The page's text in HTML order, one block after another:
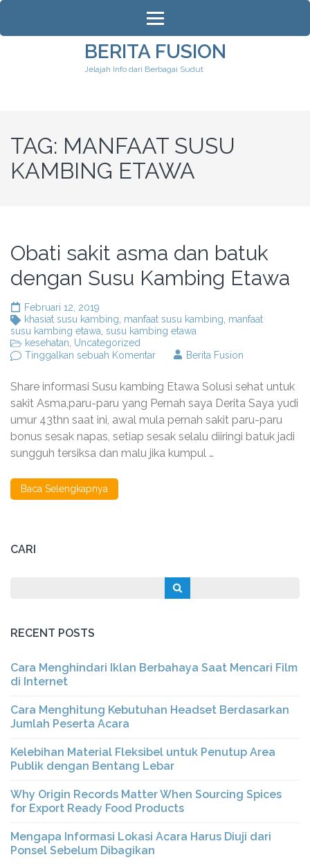
Lompat
konten
BERITA FUSION
Jelajah Info dari Berbagai Sudut
TAG: MANFAAT SUSU
KAMBING ETAWA
Obati sakit asma dan batuk
dengan Susu Kambing Etawa
Februari 12, 2019
khasiat susu kambing manfaat susu kambing manfaat
susu kambing etawa susu kambing etawa
kesehatan Uncategorized
Tinggalkan sebuah Komentarpada
asma
dan
batuk
dengan
Susu
Kambing
Etawa
Berita Fusion
Share informasi Susu kambing Etawa Solusi sehat untuk
sakit Asma,paru-paru yang Pernah saya Derita Saya yudi
umur 43thn saat ini, awal mula pernah sakit paru-paru
bonus sesak napas, setiap sesak selalu diiringi batuk jadi
sungguh tersiksa dan malu jika kumpul …
Baca Selengkapnya
CARI
RECENT POSTS
Cara Menghindari Iklan Berbahaya Saat Mencari Film
di Internet
Cara Menghitung Kebutuhan Headset Berdasarkan
Jumlah Peserta Acara
Kelebihan Material Fleksibel untuk Penutup Area
Publik dengan Bentang Lebar
Why Origin Records Matter When Sourcing Spices
for Export Ready Food Products
Mengapa Informasi Lokasi Acara Harus Diuji dari
Ponsel Sebelum Dibagikan